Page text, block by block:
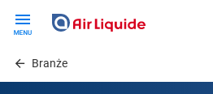
contentBranże